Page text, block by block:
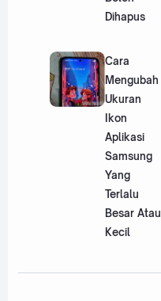
Dihapus
Cara
Mengubah
Ukuran
Ikon
Aplikasi
Samsung
Yang
Terlalu
Besar Atau
Kecil